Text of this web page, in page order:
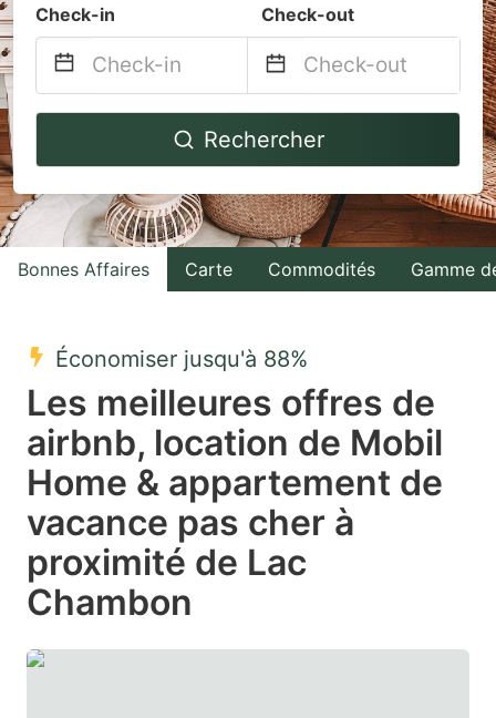
Check-in Check-out
Navigate
to
interact
with
the
select
date.
Press
question
mark
key
Navigate
backward
to
interact
with
the
select
a
date.
Press
question
mark
Rechercher
Bonnes Affaires Carte Commodités Gamme
Économiser jusqu'à 88%
Les meilleures offres de
airbnb, location de Mobil
Home & appartement de
vacance pas cher à
proximité de Lac
Chambon